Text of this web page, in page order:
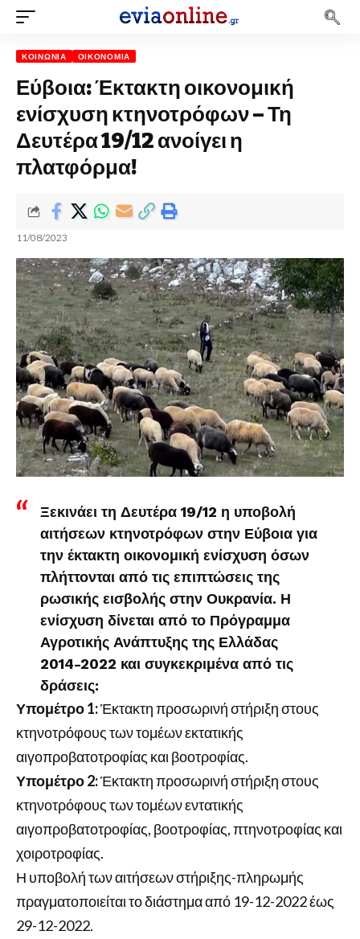
ΚΟΙΝΩΝΊΑ ΟΙΚΟΝΟΜΊΑ
Εύβοια: Έκτακτη οικονομική
ενίσχυση κτηνοτρόφων – Τη
Δευτέρα 19/12 ανοίγει η
πλατφόρμα!
11/08/2023
Ξεκινάει τη Δευτέρα 19/12 η υποβολή
αιτήσεων κτηνοτρόφων στην Εύβοια για
την έκτακτη οικονομική ενίσχυση όσων
πλήττονται από τις επιπτώσεις της
ρωσικής εισβολής στην Ουκρανία. Η
ενίσχυση δίνεται από το Πρόγραμμα
Αγροτικής Ανάπτυξης της Ελλάδας
2014-2022 και συγκεκριμένα από τις
δράσεις:
Υπομέτρο 1:Έκτακτη προσωρινή στήριξη στους
κτηνοτρόφους των τομέων εκτατικής
αιγοπροβατοτροφίας και βοοτροφίας.
Υπομέτρο 2:Έκτακτη προσωρινή στήριξη στους
κτηνοτρόφους των τομέων εντατικής
αιγοπροβατοτροφίας, βοοτροφίας, πτηνοτροφίας και
χοιροτροφίας.
Η υποβολή των αιτήσεων στήριξης-πληρωμής
πραγματοποιείται το διάστημα από 19-12-2022 έως
29-12-2022.